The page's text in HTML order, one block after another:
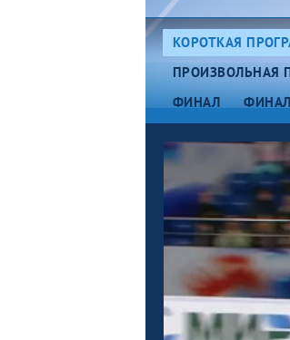
КОРОТКАЯ
ПРОИЗВОЛЬНАЯ
ФИНАЛ
Этап I. Юниоры.
Этап II. Юниоры.
Магнитогорск
Этап I.